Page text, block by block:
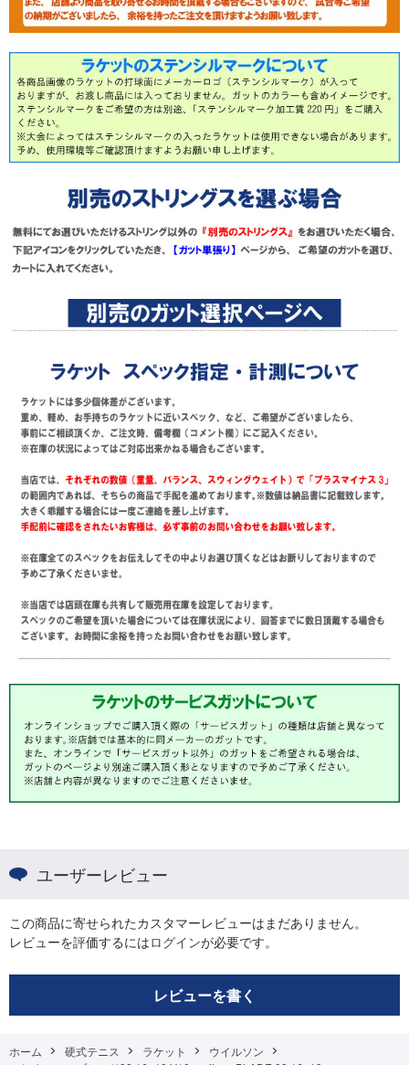
ユーザーレビュー
この商品に寄せられたカスタマーレビューはまだありません。
レビューを評価するにはログインが必要です。
レビューを書く
ホーム 硬式テニス ラケット
ウイルソン